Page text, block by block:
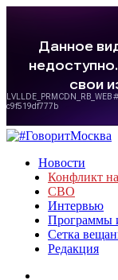
Новости
Конфликт
СВО
Интервью
Программы
Сетка
Редакция